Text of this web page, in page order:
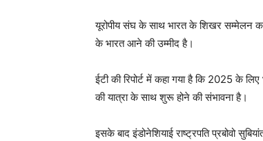
यूरोपीय संघ के साथ भारत के शिखर सम्मेलन
के भारत आने की उम्मीद है।
ईटी की रिपोर्ट में कहा गया है कि 2025 के
की यात्रा के साथ शुरू होने की संभावना है।
इसके बाद इंडोनेशियाई राष्ट्रपति प्रबोवो